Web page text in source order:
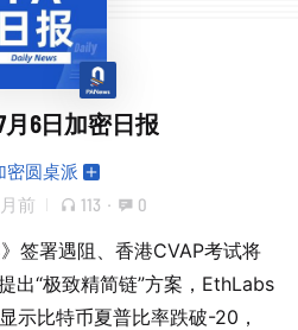
月6日加密日报
密圆桌派
前 113 · 0
签署遇阻、香港CVAP考试将
出“极致精简链”方案，EthLabs
示比特币夏普比率跌破-20，